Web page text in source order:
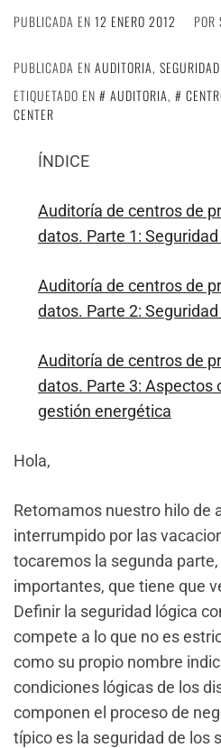
PUBLICADA EN 12 ENERO 2012 POR
PUBLICADA EN AUDITORIA, SEGURIDAD
ETIQUETADO EN
AUDITORIA,
CENTER
ÍNDICE
Auditoría de centros de
datos. Parte 1:
Auditoría de centros de
datos. Parte 2:
Auditoría de centros de
datos. Parte 3: Aspectos
gestión energética
Hola,
Retomamos nuestro hilo de
interrumpido por las
tocaremos la segunda
importantes, que tiene que
Definir la seguridad lógica
compete a lo que no es
como su propio nombre
condiciones lógicas de los
componen el proceso de
típico es la seguridad de los